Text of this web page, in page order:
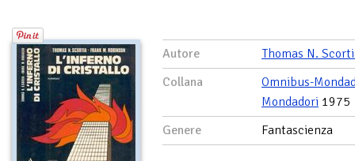
Autore
Thomas N.
Collana
Omnibus-
Mondadori 1975
Genere
Fantascienza